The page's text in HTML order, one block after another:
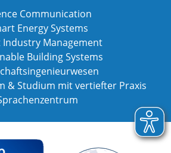
Communication
Energy Systems
Industry Management
Building Systems
& Studium mit vertiefter Praxis